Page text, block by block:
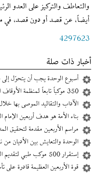
والتعاطف والتركيز على العدو
أيضاً، عن قصد أو دون قصد، في
4297623
أخبار ذات صلة
أسبوع الوحدة يجب أن يتحوّل
350 موكباً تابعاً لمنظمة الأوقاف الايرانية في مسيرة الأربعين الحسيني
الآداب والتقاليد الموصى بها
بناء الأمة هو هدف أربعين
مراسم الأربعين مقدمة لتحقيق
الوحدة والتعايش بين الأديان من
إستقرار 500 موكب طبي لتقديم الخدمات العلاجية لزوّار الأربعين
قوة الأربعين العظيمة قادرة